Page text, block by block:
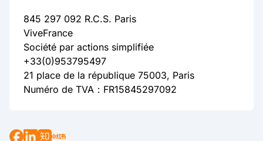
845 297 092 R.C.S. Paris
ViveFrance
Société par actions simplifiée
+33(0)953795497
21 place de la république 75003, Paris
Numéro de TVA：FR15845297092